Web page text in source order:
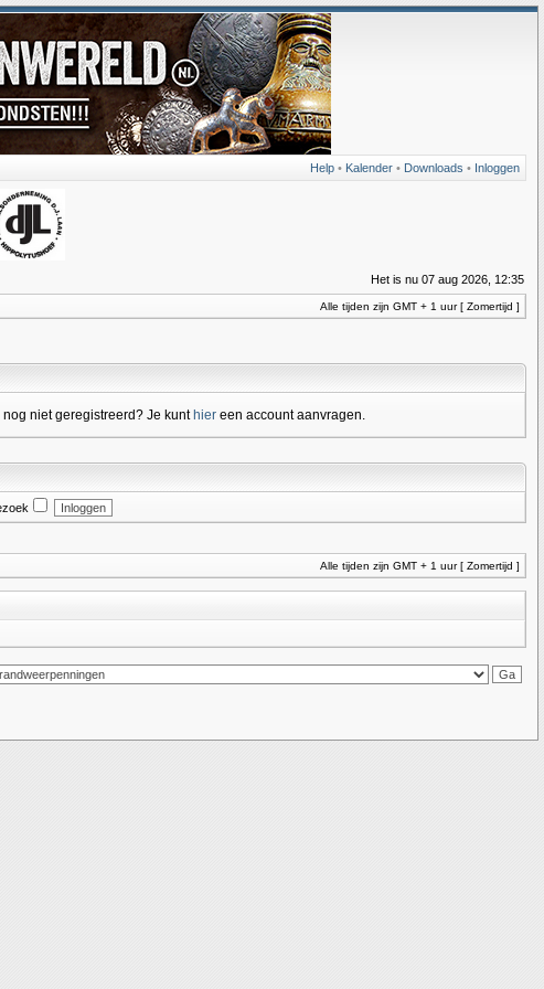
Help • Kalender • Downloads • Inloggen
Het is nu 07 aug 2026, 12:35
Alle tijden zijn GMT + 1 uur [ Zomertijd ]
niet geregistreerd? Je kunt hiereen account aanvragen.
Alle tijden zijn GMT + 1 uur [ Zomertijd ]